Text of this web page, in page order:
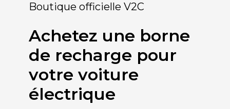
Boutique officielle V2C
Achetez une borne
de recharge pour
votre voiture
électrique